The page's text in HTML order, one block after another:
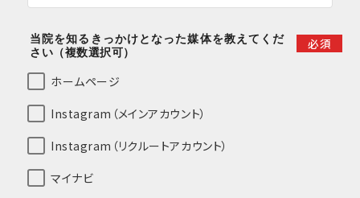
当院を知るきっかけとなった媒体を教えてくだ
さい（複数選択可）
必須
ホームページ
Instagram（メインアカウント）
Instagram（リクルートアカウント）
マイナビ